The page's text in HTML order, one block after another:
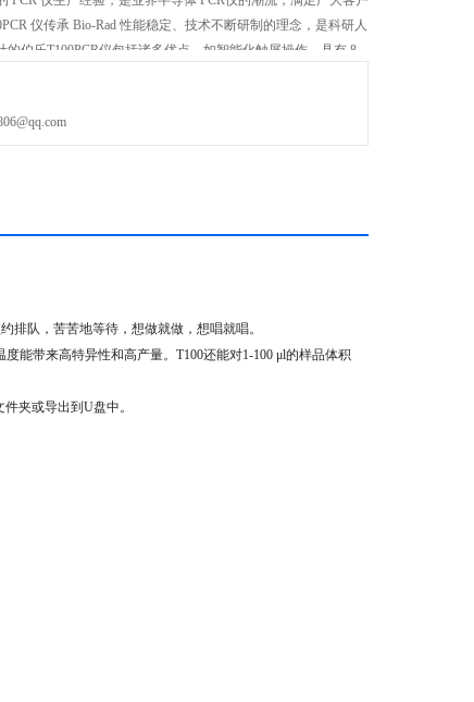
仪传承 Bio-Rad 性能稳定、技术不断研制的理念，是科研人
的伯乐T100PCR仪包括诸多优点，如智能化触屏操作，具有 8
排队，苦苦地等待，想做就做，想唱就唱。
能带来高特异性和高产量。T100还能对1-100 μl的样品体积
夹或导出到U盘中。